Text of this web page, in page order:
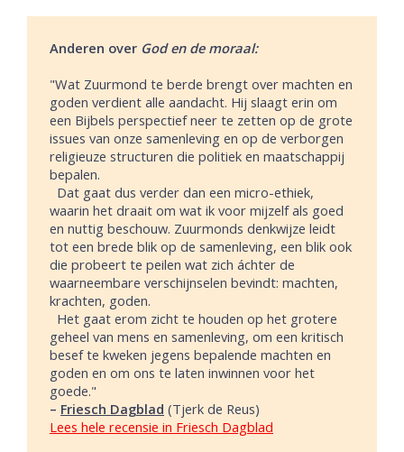
Anderen over God en de moraal:
"Wat Zuurmond te berde brengt over machten en
goden verdient alle aandacht. Hij slaagt erin om
een Bijbels perspectief neer te zetten op de grote
issues van onze samenleving en op de verborgen
religieuze structuren die politiek en maatschappij
bepalen.
Dat gaat dus verder dan een micro-ethiek,
waarin het draait om wat ik voor mijzelf als goed
en nuttig beschouw. Zuurmonds denkwijze leidt
tot een brede blik op de samenleving, een blik ook
die probeert te peilen wat zich áchter de
waarneembare verschijnselen bevindt: machten,
krachten, goden.
Het gaat erom zicht te houden op het grotere
geheel van mens en samenleving, om een kritisch
besef te kweken jegens bepalende machten en
goden en om ons te laten inwinnen voor het
goede."
– Friesch Dagblad (Tjerk de Reus)
Lees hele recensie in Friesch Dagblad